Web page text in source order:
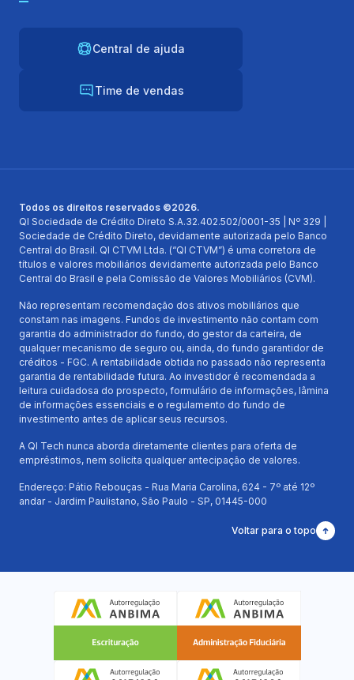
Central de ajuda
Time de vendas
Todos os direitos reservados ©2026.
QI Sociedade de Crédito Direto S.A.32.402.502/0001-35 | Nº 329 |
Sociedade de Crédito Direto, devidamente autorizada pelo Banco
Central do Brasil. QI CTVM Ltda. (“QI CTVM”) é uma corretora de
títulos e valores mobiliários devidamente autorizada pelo Banco
Central do Brasil e pela Comissão de Valores Mobiliários (CVM).
Não representam recomendação dos ativos mobiliários que
constam nas imagens. Fundos de investimento não contam com
garantia do administrador do fundo, do gestor da carteira, de
qualquer mecanismo de seguro ou, ainda, do fundo garantidor de
créditos - FGC. A rentabilidade obtida no passado não representa
garantia de rentabilidade futura. Ao investidor é recomendada a
leitura cuidadosa do prospecto, formulário de informações, lâmina
de informações essenciais e o regulamento do fundo de
investimento antes de aplicar seus recursos.
A QI Tech nunca aborda diretamente clientes para oferta de
empréstimos, nem solicita qualquer antecipação de valores.
Endereço: Pátio Rebouças - Rua Maria Carolina, 624 - 7º até 12º
andar - Jardim Paulistano, São Paulo - SP, 01445-000
Voltar para o topo